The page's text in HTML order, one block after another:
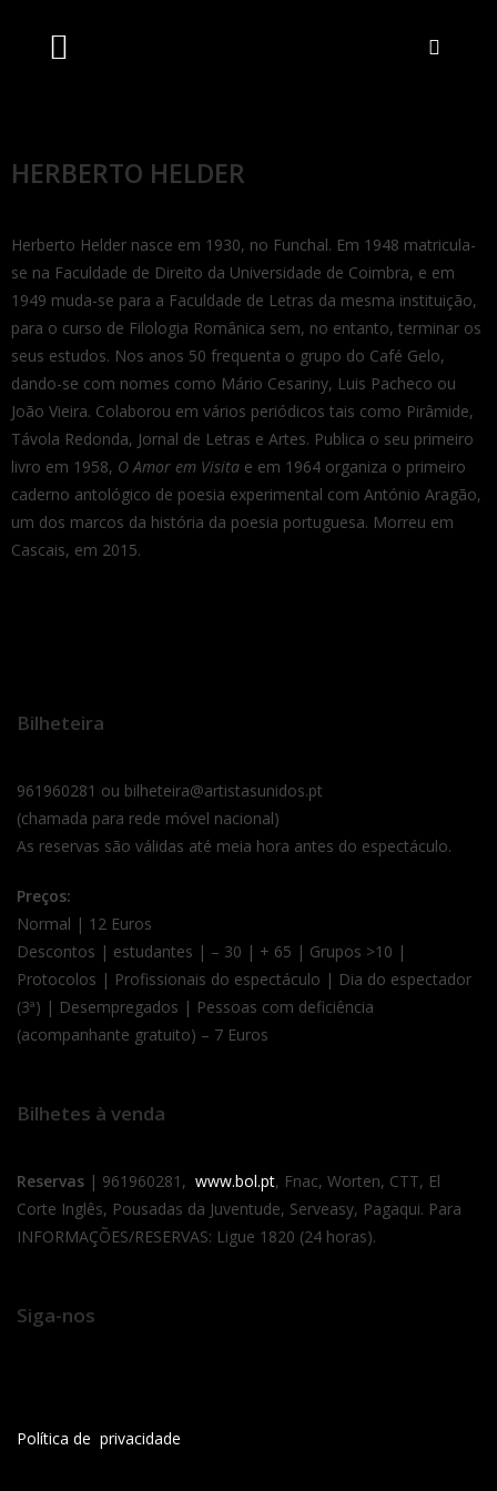
HERBERTO HELDER
Herberto Helder nasce em 1930, no Funchal. Em 1948 matricula-
se na Faculdade de Direito da Universidade de Coimbra, e em
1949 muda-se para a Faculdade de Letras da mesma instituição,
para o curso de Filologia Românica sem, no entanto, terminar os
seus estudos. Nos anos 50 frequenta o grupo do Café Gelo,
dando-se com nomes como Mário Cesariny, Luis Pacheco ou
João Vieira. Colaborou em vários periódicos tais como Pirâmide,
Távola Redonda, Jornal de Letras e Artes. Publica o seu primeiro
livro em 1958, O Amor em Visita e em 1964 organiza o primeiro
caderno antológico de poesia experimental com António Aragão,
um dos marcos da história da poesia portuguesa. Morreu em
Cascais, em 2015.
Bilheteira
961960281 ou bilheteira@artistasunidos.pt
(chamada para rede móvel nacional)
As reservas são válidas até meia hora antes do espectáculo.
Preços:
Normal | 12 Euros
Descontos | estudantes | – 30 | + 65 | Grupos >10 |
Protocolos | Profissionais do espectáculo | Dia do espectador
(3ª) | Desempregados | Pessoas com deficiência
(acompanhante gratuito) – 7 Euros
Bilhetes à venda
Reservas | 961960281, www.bol.pt, Fnac, Worten, CTT, El
Corte Inglês, Pousadas da Juventude, Serveasy, Pagaqui. Para
INFORMAÇÕES/RESERVAS: Ligue 1820 (24 horas).
Siga-nos
Política de privacidade